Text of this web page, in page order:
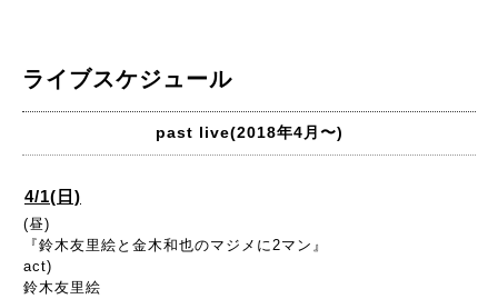
ライブスケジュール
past live(2018年4月〜)
4/1(日)
(昼)
『鈴木友里絵と金木和也のマジメに2マン』
act)
鈴木友里絵